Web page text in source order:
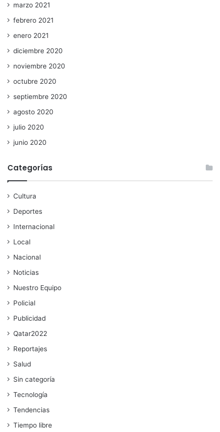
marzo 2021
febrero 2021
enero 2021
diciembre 2020
noviembre 2020
octubre 2020
septiembre 2020
agosto 2020
julio 2020
junio 2020
Categorías
Cultura
Deportes
Internacional
Local
Nacional
Noticias
Nuestro Equipo
Policial
Publicidad
Qatar2022
Reportajes
Salud
Sin categoría
Tecnología
Tendencias
Tiempo libre